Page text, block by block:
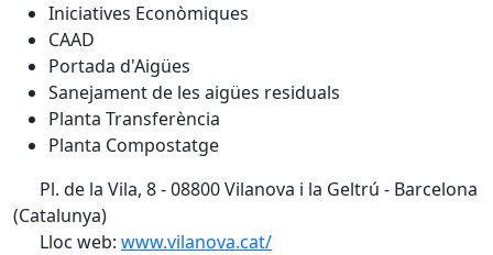
Iniciatives Econòmiques
CAAD
Portada d'Aigües
Sanejament de les aigües residuals
Planta Transferència
Planta Compostatge
Pl. de la Vila, 8 - 08800 Vilanova i la Geltrú - Barcelona
(Catalunya)
Lloc web: www.vilanova.cat/